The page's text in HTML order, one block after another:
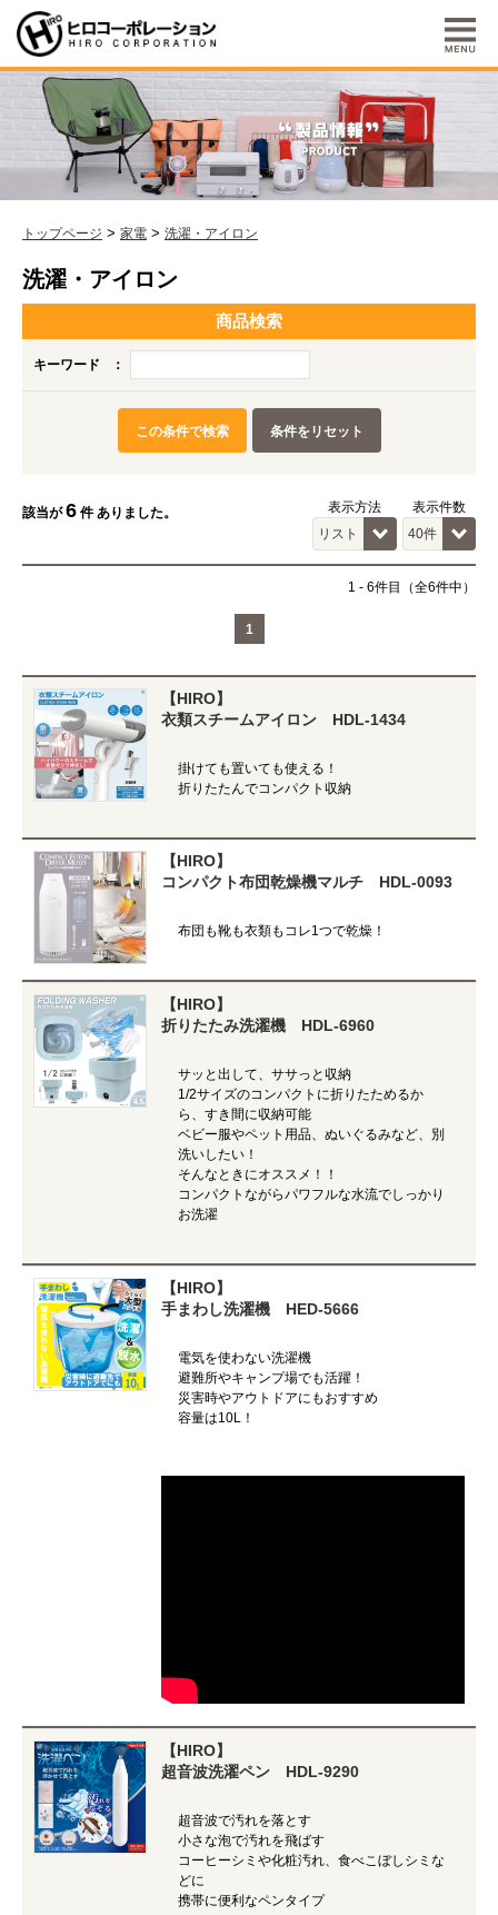
トップページ > 家電 > 洗濯・アイロン
洗濯・アイロン
商品検索
キーワード ：
この条件で検索 条件をリセット
該当が6 件 ありました。 表示方法 表示件数
1 - 6件目（全6件中）
1
【HIRO】
衣類スチームアイロン HDL-1434
掛けても置いても使える！
折りたたんでコンパクト収納
【HIRO】
コンパクト布団乾燥機マルチ HDL-0093
布団も靴も衣類もコレ1つで乾燥！
【HIRO】
折りたたみ洗濯機 HDL-6960
サッと出して、ササっと収納
1/2サイズのコンパクトに折りたためるか
ら、すき間に収納可能
ベビー服やペット用品、ぬいぐるみなど、別
洗いしたい！
そんなときにオススメ！！
コンパクトながらパワフルな水流でしっかり
お洗濯
【HIRO】
手まわし洗濯機 HED-5666
電気を使わない洗濯機
避難所やキャンプ場でも活躍！
災害時やアウトドアにもおすすめ
容量は10L！
【HIRO】
超音波洗濯ペン HDL-9290
超音波で汚れを落とす
小さな泡で汚れを飛ばす
コーヒーシミや化粧汚れ、食べこぼしシミな
どに
携帯に便利なペンタイプ